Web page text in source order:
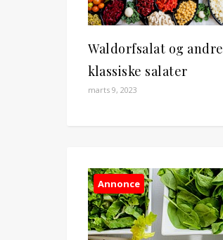
Waldorfsalat og andre
klassiske salater
marts 9, 2023
Annonce